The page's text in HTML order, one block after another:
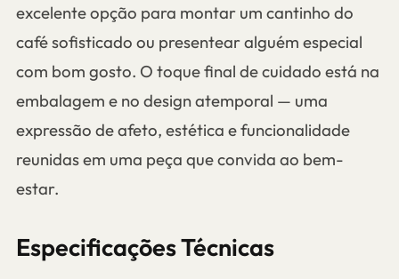
excelente opção para montar um cantinho do
café sofisticado ou presentear alguém especial
com bom gosto. O toque final de cuidado está na
embalagem e no design atemporal — uma
expressão de afeto, estética e funcionalidade
reunidas em uma peça que convida ao bem-
estar.
Especificações Técnicas